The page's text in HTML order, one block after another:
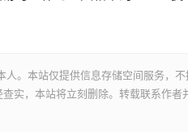
。本站仅提供信息存储空间服务，
实，本站将立刻删除。转载联系作者